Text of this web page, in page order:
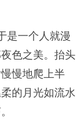
是一个人就漫
色之美。抬头
慢地爬上半
的月光如流水